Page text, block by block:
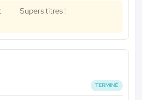
Supers titres !
TERMINÉ